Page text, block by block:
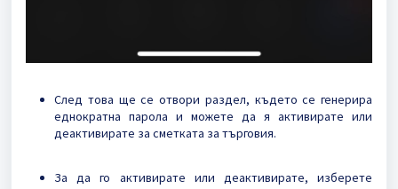
След това ще се отвори раздел, където се генерира
еднократна парола и можете да я активирате или
деактивирате за сметката за търговия.
За да го активирате или деактивирате, изберете